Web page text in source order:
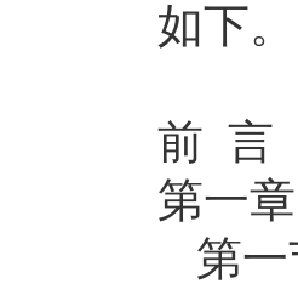
如下。
前 言
第一
第